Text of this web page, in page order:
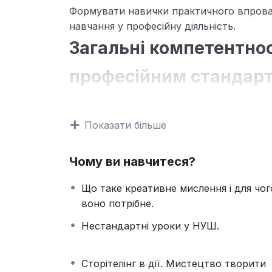
Формувати навички практичного
навчання у професійну діяльність.
Загальні
професійним
ЗК.03. Здатність виявляти повагу та
національної культурної
ЗК.04. Здатність до прийняття
відповідального ставлення до
спільної мети (лідерська
ЗК.05. Здатність до генерування
Зможете застосовувати технології
Показати більше
Чому ви навчитеся?
Що таке креативне мислення і для
воно потрібне.
Нестандартні уроки у НУШ.
Сторітелінг в дії. Мистецтво творити